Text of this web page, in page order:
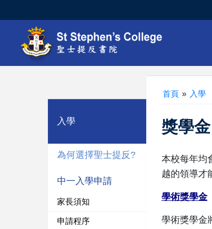
入學
為何選擇聖士提反?
中一入學申請
家長須知
申請程序
首頁 » 入學
獎學金
本校每年均
越的領導才
學術獎學金
學術獎學金